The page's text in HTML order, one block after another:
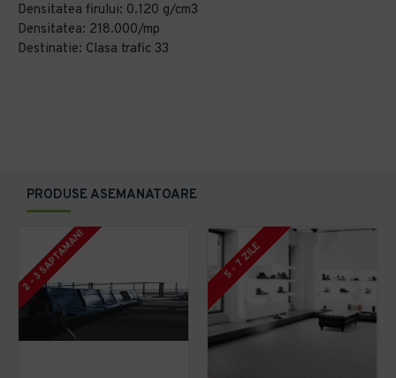
Densitatea firului: 0.120 g/cm3
Densitatea: 218.000/mp
Destinatie: Clasa trafic 33
PRODUSE ASEMANATOARE
2 - 3 SAPTAMANI 5 - 7 ZILE